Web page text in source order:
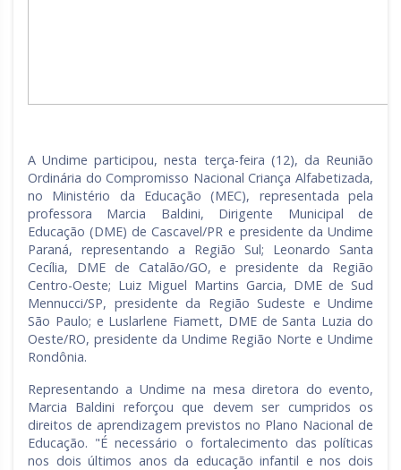
A Undime participou, nesta terça-feira (12), da Reunião
Ordinária do Compromisso Nacional Criança Alfabetizada,
no Ministério da Educação (MEC), representada pela
professora Marcia Baldini, Dirigente Municipal de
Educação (DME) de Cascavel/PR e presidente da Undime
Paraná, representando a Região Sul; Leonardo Santa
Cecília, DME de Catalão/GO, e presidente da Região
Centro-Oeste; Luiz Miguel Martins Garcia, DME de Sud
Mennucci/SP, presidente da Região Sudeste e Undime
São Paulo; e Luslarlene Fiamett, DME de Santa Luzia do
Oeste/RO, presidente da Undime Região Norte e Undime
Rondônia.
Representando a Undime na mesa diretora do evento,
Marcia Baldini reforçou que devem ser cumpridos os
direitos de aprendizagem previstos no Plano Nacional de
Educação. "É necessário o fortalecimento das políticas
nos dois últimos anos da educação infantil e nos dois